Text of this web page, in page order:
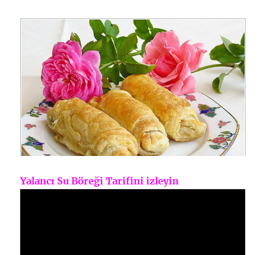
Yalancı Su Böreği Tarifini izleyin